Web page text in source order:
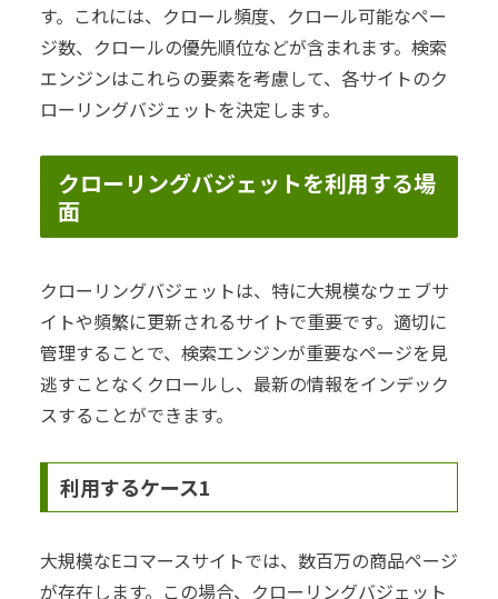
す。これには、クロール頻度、クロール可能なペー
ジ数、クロールの優先順位などが含まれます。検索
エンジンはこれらの要素を考慮して、各サイトのク
ローリングバジェットを決定します。
クローリングバジェットを利用する場
面
クローリングバジェットは、特に大規模なウェブサ
イトや頻繁に更新されるサイトで重要です。適切に
管理することで、検索エンジンが重要なページを見
逃すことなくクロールし、最新の情報をインデック
スすることができます。
利用するケース1
大規模なEコマースサイトでは、数百万の商品ページ
が存在します。この場合、クローリングバジェット